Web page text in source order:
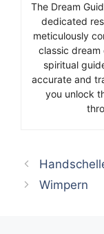
The Dream
dedicated
meticulously
classic
spiritual
accurate and
you unlock
Wimpern